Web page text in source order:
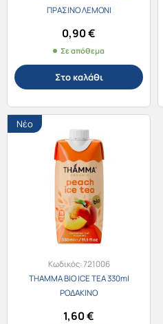
ΠΡΑΣΙΝΟ ΛΕΜΟΝΙ
0,90€
Σε απόθεμα
Στο καλάθι
Νέο
Κωδικός:721006
THAMMA BIO ICE TEA 330ml
ΡΟΔΑΚΙΝΟ
1,60€